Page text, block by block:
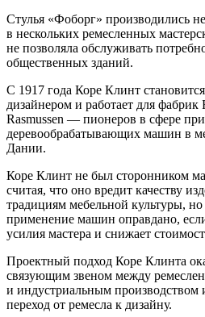
Стулья «Фоборг» производились
в нескольких ремесленных
не позволяла обслуживать
общественных зданий.
С 1917 года Коре Клинт
дизайнером и работает для
Rasmussen — пионеров в сфере
деревообрабатывающих машин в
Дании.
Коре Клинт не был сторонником
считая, что оно вредит качеству
традициям мебельной культуры,
применение машин оправдано,
усилия мастера и снижает
Проектный подход Коре Клинта
связующим звеном между
и индустриальным производством
переход от ремесла к дизайну.